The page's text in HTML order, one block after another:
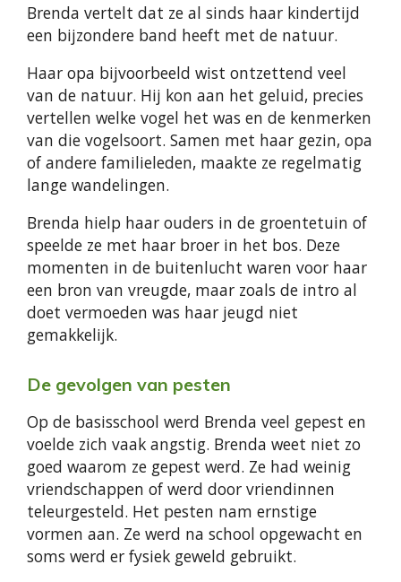
Brenda vertelt dat ze al sinds haar kindertijd
een bijzondere band heeft met de natuur.
Haar opa bijvoorbeeld wist ontzettend veel
van de natuur. Hij kon aan het geluid, precies
vertellen welke vogel het was en de kenmerken
van die vogelsoort. Samen met haar gezin, opa
of andere familieleden, maakte ze regelmatig
lange wandelingen.
Brenda hielp haar ouders in de groentetuin of
speelde ze met haar broer in het bos. Deze
momenten in de buitenlucht waren voor haar
een bron van vreugde, maar zoals de intro al
doet vermoeden was haar jeugd niet
gemakkelijk.
De gevolgen van pesten
Op de basisschool werd Brenda veel gepest en
voelde zich vaak angstig. Brenda weet niet zo
goed waarom ze gepest werd. Ze had weinig
vriendschappen of werd door vriendinnen
teleurgesteld. Het pesten nam ernstige
vormen aan. Ze werd na school opgewacht en
soms werd er fysiek geweld gebruikt.